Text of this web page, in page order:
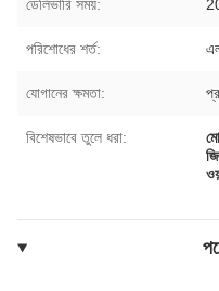
ডেলিভারি সময়:
পরিশোধের শর্ত:
যোগানের ক্ষমতা:
বিশেষভাবে তুলে ধরা: